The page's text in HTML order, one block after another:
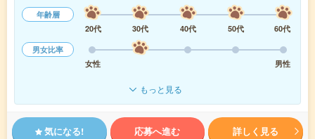
年齢層
20代
30代 40代 50代
60代
男女比率
女性
男性
もっと見る
気になる! 応募へ進む 詳しく見る